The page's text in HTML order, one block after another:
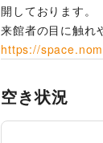
開しております。
来館者の目に触れ
https://
空き状況